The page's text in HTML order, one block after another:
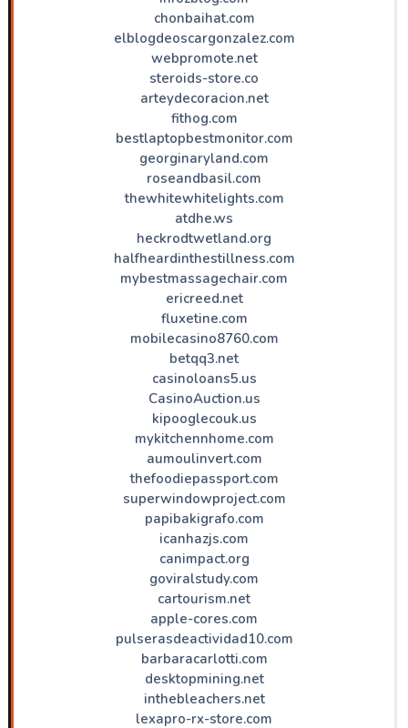
chonbaihat.com
elblogdeoscargonzalez.com
webpromote.net
steroids-store.co
arteydecoracion.net
fithog.com
bestlaptopbestmonitor.com
georginaryland.com
roseandbasil.com
thewhitewhitelights.com
atdhe.ws
heckrodtwetland.org
halfheardinthestillness.com
mybestmassagechair.com
ericreed.net
fluxetine.com
mobilecasino8760.com
betqq3.net
casinoloans5.us
CasinoAuction.us
kipooglecouk.us
mykitchennhome.com
aumoulinvert.com
thefoodiepassport.com
superwindowproject.com
papibakigrafo.com
icanhazjs.com
canimpact.org
goviralstudy.com
cartourism.net
apple-cores.com
pulserasdeactividad10.com
barbaracarlotti.com
desktopmining.net
inthebleachers.net
lexapro-rx-store.com